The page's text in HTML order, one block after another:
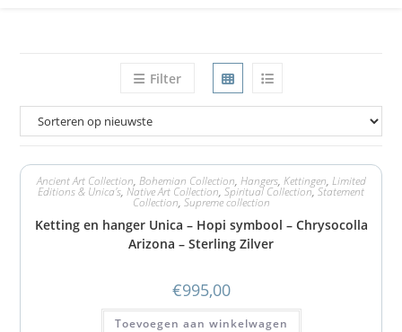
Filter
Ancient Art Collection, Bohemian Collection, Hangers, Kettingen, Limited
Editions & Unica's, Native Art Collection, Spiritual Collection,Statement
Collection, Supreme collection
Ketting en hanger Unica – Hopi symbool – Chrysocolla
Arizona – Sterling Zilver
€995,00
Toevoegen aan winkelwagen